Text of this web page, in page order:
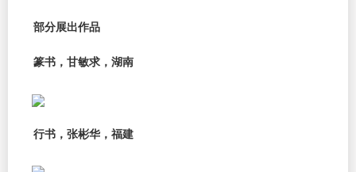
部分展出作品
篆书，甘敏求，湖南
行书，张彬华，福建